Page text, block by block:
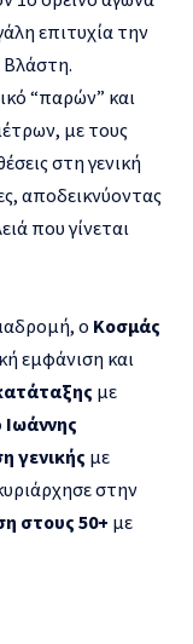
επιτυχία την
Βλάστη.
“παρών” και
με τους
στη γενική
αποδεικνύοντας
που γίνεται
ο Κοσμάς
εμφάνιση και
με
Ιωάννης
γενικής με
στην
στους 50+ με